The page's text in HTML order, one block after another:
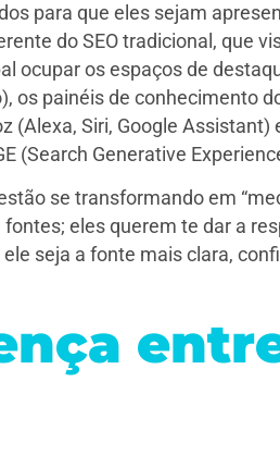
para que eles sejam
do SEO tradicional, que
ocupar os espaços de
os painéis de conhecimento
(Alexa, Siri, Google
(Search Generative
se transformando em
eles querem te dar a
seja a fonte mais clara,